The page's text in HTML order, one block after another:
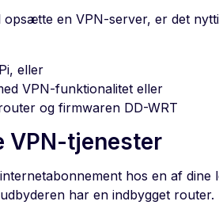
opsætte en VPN-server, er det
eller
VPN-funktionalitet eller
og firmwaren DD-WRT
VPN-tjenester
hos en af
har en indbygget